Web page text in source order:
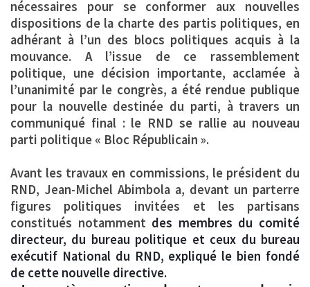
nécessaires pour se conformer aux nouvelles
dispositions de la charte des partis politiques, en
adhérant à l’un des blocs politiques acquis à la
mouvance. A l’issue de ce rassemblement
politique, une décision importante, acclamée à
l’unanimité par le congrès, a été rendue publique
pour la nouvelle destinée du parti, à travers un
communiqué final : le RND se rallie au nouveau
parti politique « Bloc Républicain ».
Avant les travaux en commissions, le président du
RND, Jean-Michel Abimbola a, devant un parterre
figures politiques invitées et les partisans
constitués notamment des membres du comité
directeur, du bureau politique et ceux du bureau
exécutif National du RND, expliqué le bien fondé
de cette nouvelle directive.